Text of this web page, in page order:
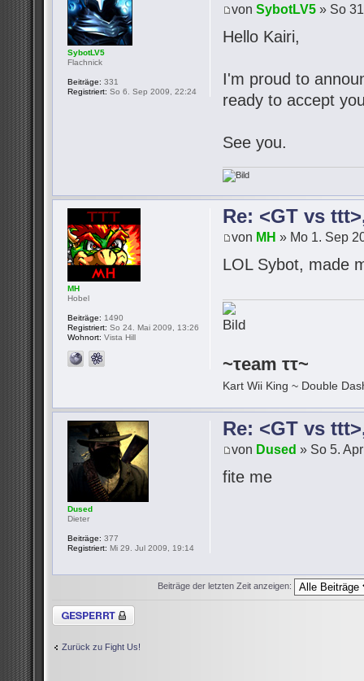
vonSybotLV5 » So
Hello Kairi,
I'm proud to
ready to accept
See you.
SybotLV5
Flachnick
Beiträge: 331
Registriert: So 6. Sep 2009, 22:24
Re: <GT vs
von MH » Mo 1. Sep
LOL Sybot, made
~τeam ττ~
Kart Wii King ~ Double
MH
Hobel
Beiträge: 1490
Registriert: So 24. Mai 2009, 13:26
Wohnort: Vista Hill
Re: <GT vs
von Dused » So 5.
fite me
Dused
Dieter
Beiträge: 377
Registriert: Mi 29. Jul 2009, 19:14
Beiträge der letzten Zeit anzeigen:
Thema gesperrt
Zurück zu Fight Us!